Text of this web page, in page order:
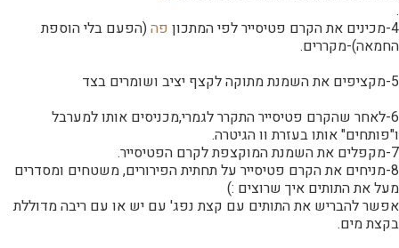
.
4-מכינים את הקרם פטיסייר לפי המתכון
פה (הפעם בלי הוספת
החמאה)-מקררים.
5-מקציפים את השמנת מתוקה לקצף יציב ושומרים בצד
6-לאחר שהקרם פטיסייר התקרר לגמרי,מכניסים אותו למערבל
ו"פותחים" אותו בעזרת וו הגיטרה.
7-מקפלים את השמנת המוקצפת לקרם הפטיסייר.
8-מניחים את הקרם פטיסייר על תחתית הפירורים, משטחים ומסדרים
מעל את התותים איך שרוצים :)
אפשר להבריש את התותים עם קצת נפג' עם יש או עם ריבה מדוללת
בקצת מים.